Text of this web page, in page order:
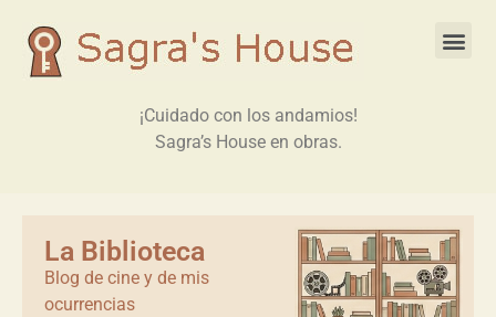
¡Cuidado con los andamios!
Sagra’s House en obras.
La Biblioteca
Blog de cine y de mis
ocurrencias